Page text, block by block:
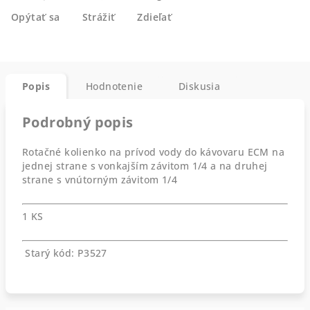
Opýtať sa Strážiť Zdieľať
Popis Hodnotenie Diskusia
Podrobný popis
Rotačné kolienko na prívod vody do kávovaru ECM na
jednej strane s vonkajším závitom 1/4 a na druhej
strane s vnútorným závitom 1/4
1 KS
Starý kód: P3527